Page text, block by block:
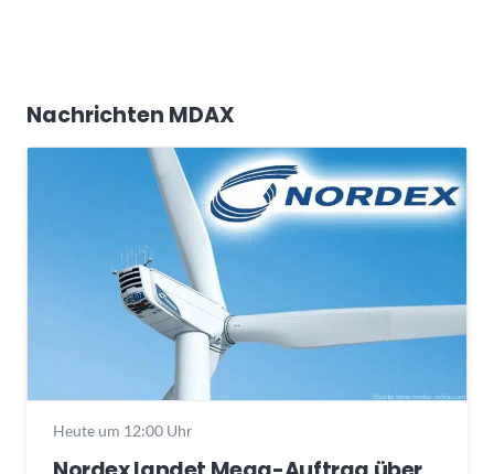
Nachrichten MDAX
Heute um 12:00 Uhr